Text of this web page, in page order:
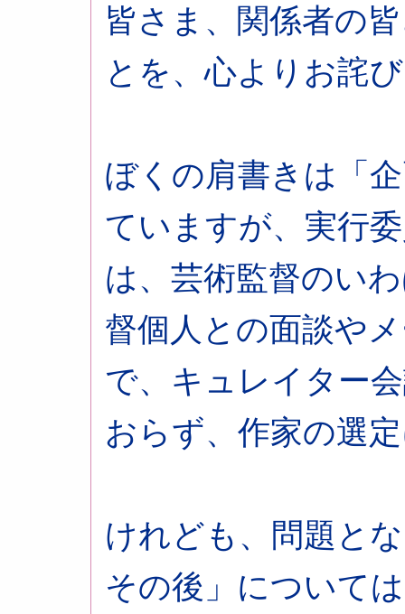
皆さま、関係者の
とを、心よりお詫
ぼくの肩書きは「
ていますが、実行
は、芸術監督のい
督個人との面談や
で、キュレイター
おらず、作家の選
けれども、問題と
その後」について